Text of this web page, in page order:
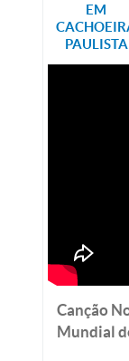
EM
PAULISTA
Canção
Mundial